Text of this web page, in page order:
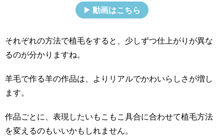
動画はこちら
それぞれの方法で植毛をすると、少しずつ仕上がりが異な
るのが分かりますね。
羊毛で作る羊の作品は、よりリアルでかわいらしさが増し
ます。
作品ごとに、表現したいもこもこ具合に合わせて植毛方法
を変えるのもいいかもしれません。